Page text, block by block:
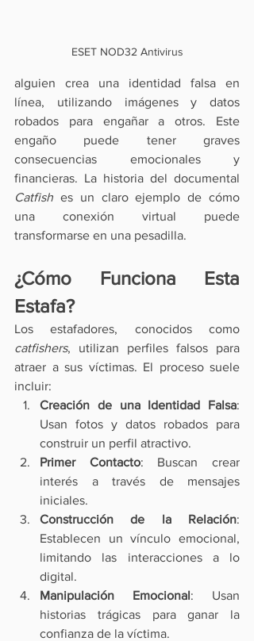
ESET NOD32 Antivirus
alguien crea una identidad falsa en
línea, utilizando imágenes y datos
robados para engañar a otros. Este
engaño puede tener graves
consecuencias emocionales y
Catfish es un claro ejemplo de cómo
una conexión virtual puede
transformarse en una pesadilla.
¿Cómo Funciona Esta
Estafa?
catfishers, utilizan perfiles falsos para
atraer a sus víctimas. El proceso suele
incluir:
Creación de una Identidad Falsa:
Usan fotos y datos robados para
construir un perfil atractivo.
Primer Contacto: Buscan crear
interés a través de mensajes
iniciales.
Construcción de la Relación:
Establecen un vínculo emocional,
limitando las interacciones a lo
digital.
Manipulación Emocional: Usan
historias trágicas para ganar la
confianza de la víctima.